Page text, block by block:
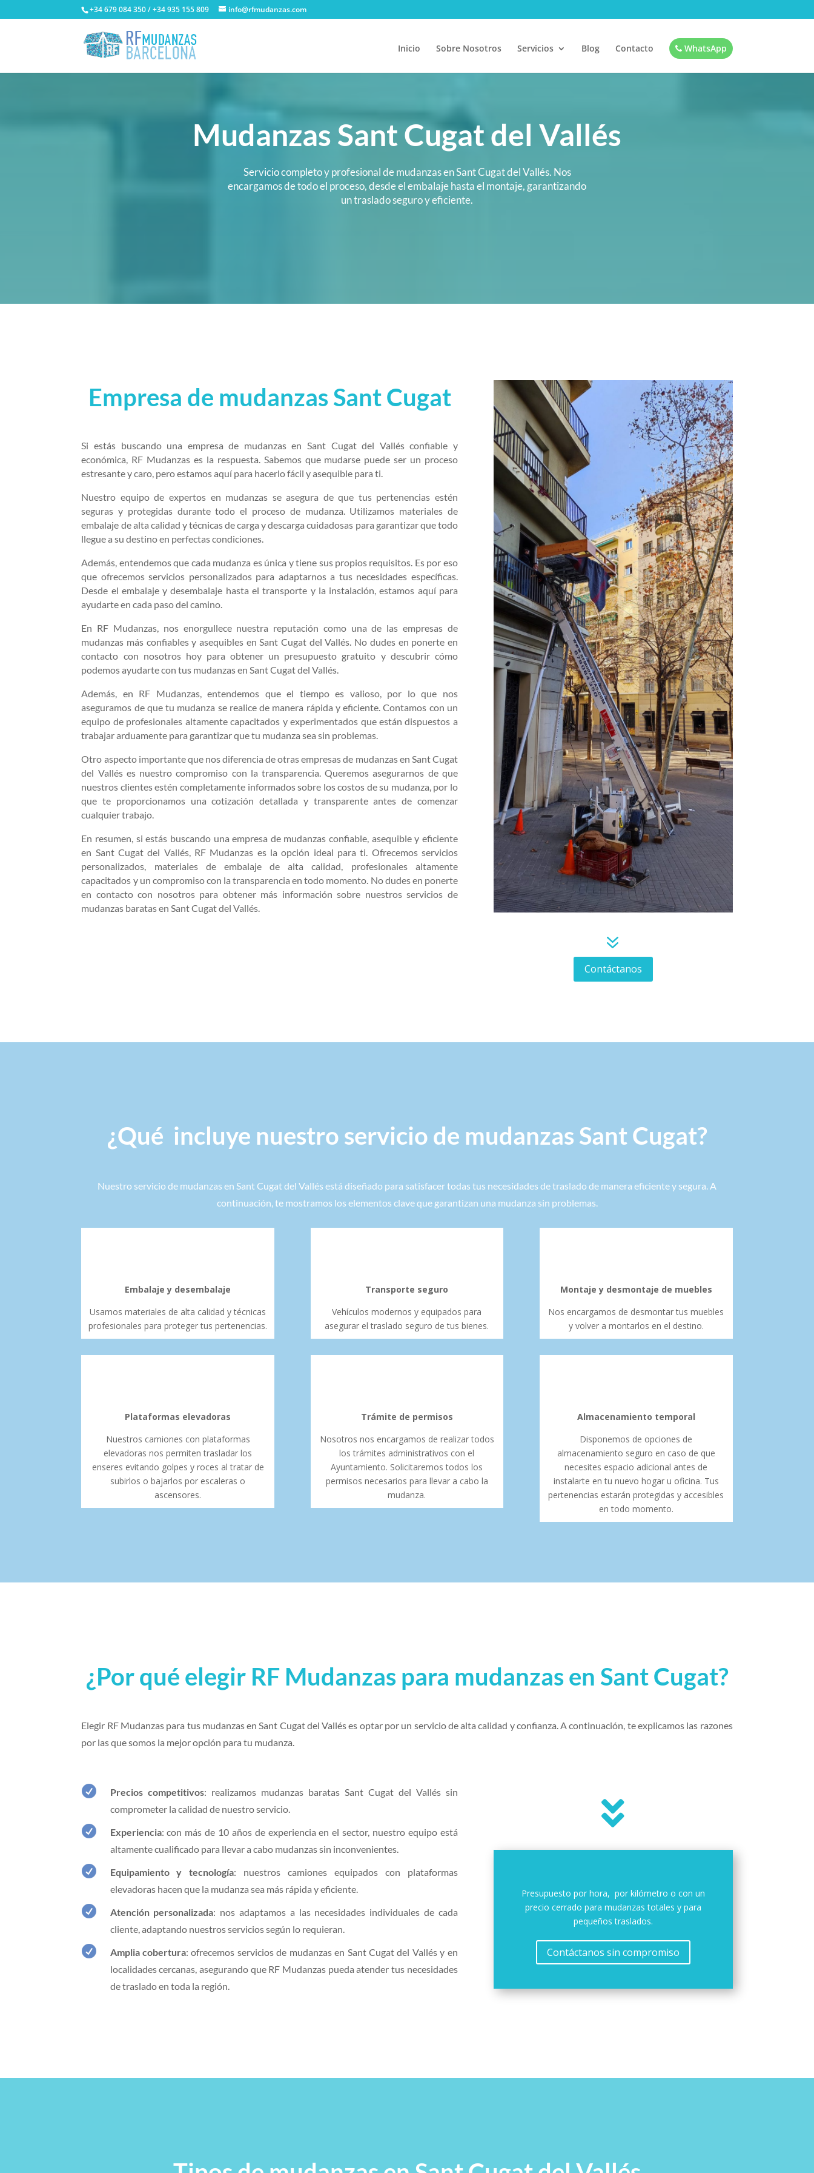
+34 679 084 350 / +34 935 155 809 info@rfmudanzas.com
Inicio Sobre Nosotros Servicios Blog Contacto WhatsApp
Mudanzas Sant Cugat del Vallés
Servicio completo y profesional de mudanzas en Sant Cugat del Vallés. Nos
encargamos de todo el proceso, desde el embalaje hasta el montaje, garantizando
un traslado seguro y eficiente.
Empresa de mudanzas Sant Cugat
Si estás buscando una empresa de mudanzas en Sant Cugat del Vallés confiable y
económica, RF Mudanzas es la respuesta. Sabemos que mudarse puede ser un proceso
estresante y caro, pero estamos aquí para hacerlo fácil y asequible para ti.
Nuestro equipo de expertos en mudanzas se asegura de que tus pertenencias estén
seguras y protegidas durante todo el proceso de mudanza. Utilizamos materiales de
embalaje de alta calidad y técnicas de carga y descarga cuidadosas para garantizar que todo
llegue a su destino en perfectas condiciones.
Además, entendemos que cada mudanza es única y tiene sus propios requisitos. Es por eso
que ofrecemos servicios personalizados para adaptarnos a tus necesidades específicas.
Desde el embalaje y desembalaje hasta el transporte y la instalación, estamos aquí para
ayudarte en cada paso del camino.
En RF Mudanzas, nos enorgullece nuestra reputación como una de las empresas de
mudanzas más confiables y asequibles en Sant Cugat del Vallés. No dudes en ponerte en
contacto con nosotros hoy para obtener un presupuesto gratuito y descubrir cómo
podemos ayudarte con tus mudanzas en Sant Cugat del Vallés.
Además, en RF Mudanzas, entendemos que el tiempo es valioso, por lo que nos
aseguramos de que tu mudanza se realice de manera rápida y eficiente. Contamos con un
equipo de profesionales altamente capacitados y experimentados que están dispuestos a
trabajar arduamente para garantizar que tu mudanza sea sin problemas.
Otro aspecto importante que nos diferencia de otras empresas de mudanzas en Sant Cugat
del Vallés es nuestro compromiso con la transparencia. Queremos asegurarnos de que
nuestros clientes estén completamente informados sobre los costos de su mudanza, por lo
que te proporcionamos una cotización detallada y transparente antes de comenzar
cualquier trabajo.
En resumen, si estás buscando una empresa de mudanzas confiable, asequible y eficiente
en Sant Cugat del Vallés, RF Mudanzas es la opción ideal para ti. Ofrecemos servicios
personalizados, materiales de embalaje de alta calidad, profesionales altamente
capacitados y un compromiso con la transparencia en todo momento. No dudes en ponerte
en contacto con nosotros para obtener más información sobre nuestros servicios de
mudanzas baratas en Sant Cugat del Vallés.
7
Contáctanos
¿Qué incluye nuestro servicio de mudanzas Sant Cugat?
Nuestro servicio de mudanzas en Sant Cugat del Vallés está diseñado para satisfacer todas tus necesidades de traslado de manera eficiente y segura. A
continuación, te mostramos los elementos clave que garantizan una mudanza sin problemas.
Embalaje y desembalaje
Usamos materiales de alta calidad y técnicas
profesionales para proteger tus pertenencias.
Transporte seguro
Vehículos modernos y equipados para
asegurar el traslado seguro de tus bienes.
Montaje y desmontaje de muebles
Nos encargamos de desmontar tus muebles
y volver a montarlos en el destino.
Plataformas elevadoras
Nuestros camiones con plataformas
elevadoras nos permiten trasladar los
enseres evitando golpes y roces al tratar de
subirlos o bajarlos por escaleras o
ascensores.
Trámite de permisos
Nosotros nos encargamos de realizar todos
los trámites administrativos con el
Ayuntamiento. Solicitaremos todos los
permisos necesarios para llevar a cabo la
mudanza.
Almacenamiento temporal
Disponemos de opciones de
almacenamiento seguro en caso de que
necesites espacio adicional antes de
instalarte en tu nuevo hogar u oficina. Tus
pertenencias estarán protegidas y accesibles
en todo momento.
¿Por qué elegir RF Mudanzas para mudanzas en Sant Cugat?
Elegir RF Mudanzas para tus mudanzas en Sant Cugat del Vallés es optar por un servicio de alta calidad y confianza. A continuación, te explicamos las razones
por las que somos la mejor opción para tu mudanza.
 Precios competitivos: realizamos mudanzas baratas Sant Cugat del Vallés sin
comprometer la calidad de nuestro servicio.
 Experiencia: con más de 10 años de experiencia en el sector, nuestro equipo está
altamente cualificado para llevar a cabo mudanzas sin inconvenientes.
 Equipamiento y tecnología: nuestros camiones equipados con plataformas
elevadoras hacen que la mudanza sea más rápida y eficiente.
 Atención personalizada: nos adaptamos a las necesidades individuales de cada
cliente, adaptando nuestros servicios según lo requieran.
 Amplia cobertura: ofrecemos servicios de mudanzas en Sant Cugat del Vallés y en
localidades cercanas, asegurando que RF Mudanzas pueda atender tus necesidades
de traslado en toda la región.

Presupuesto por hora, por kilómetro o con un
precio cerrado para mudanzas totales y para
pequeños traslados.
Contáctanos sin compromiso